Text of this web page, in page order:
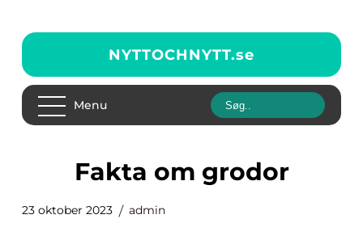
NYTTOCHNYTT.se
Menu
fakta om grodor
23 oktober 2023 admin